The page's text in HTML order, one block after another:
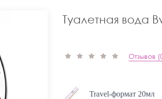
Туалетная вода
Отзывов
Travel-формат 20мл